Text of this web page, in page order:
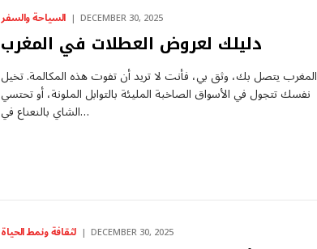
السياحة والسفر DECEMBER 30, 2025
دليلك لعروض العطلات في المغرب
المغرب يتصل بك، وثق بي، فأنت لا تريد أن تفوت هذه المكالمة. تخيل
نفسك تتجول في الأسواق الصاخبة المليئة بالتوابل الملونة، أو تحتسي
الشاي بالنعناع في…
لثقافة ونمط الحياة DECEMBER 30, 2025